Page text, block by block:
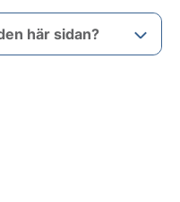
här sidan?